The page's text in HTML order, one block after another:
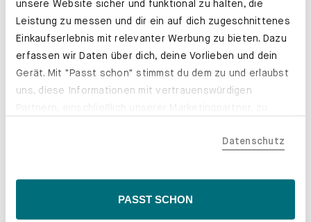
unsere Website sicher und funktional zu halten, die
Leistung zu messen und dir ein auf dich zugeschnittenes
Einkaufserlebnis mit relevanter Werbung zu bieten. Dazu
erfassen wir Daten über dich, deine Vorlieben und dein
Gerät. Mit "Passt schon" stimmst du dem zu und erlaubst
uns, diese Informationen mit vertrauenswürdigen
der EU, beispielsweise in den USA, verarbeitet werden
Inhalte eingeschränkt sein könnten. Wähle
Datenschutz
PASST SCHON
Farben und Stoffe. Genau deine.